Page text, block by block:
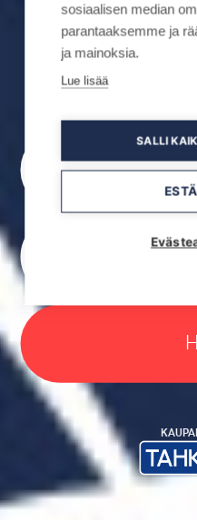
sosiaalisen median
parantaaksemme ja
ja mainoksia.
Lue lisää
SALLI